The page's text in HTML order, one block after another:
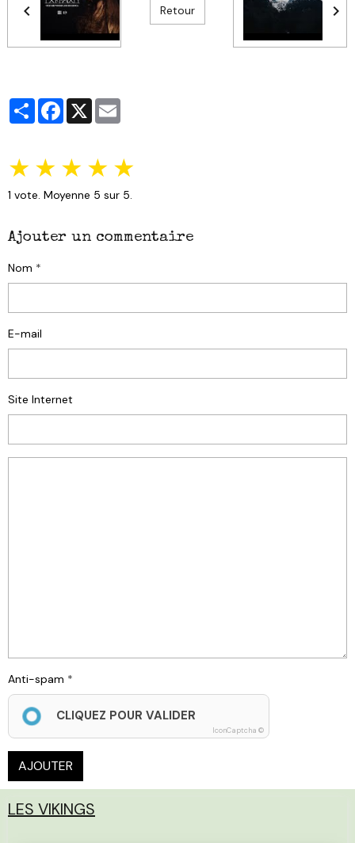
Retour
PartagerFacebook
X
★★★★★
1 vote. Moyenne 5 sur 5.
Ajouter un commentaire
Nom
E-mail
Site Internet
Anti-spam
CLIQUEZ POUR VALIDER
IconCaptcha ©
AJOUTER
LES VIKINGS